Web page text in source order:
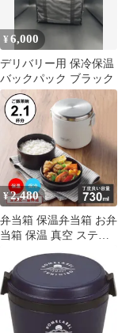
¥6,000
デリバリー用 保冷保温
バックパック ブラック
¥2,480
弁当箱 保温弁当箱 お弁
当箱 保温 真空 ステン
レス レンジ対応 2段 ラ
ンチボックス ランチジ
ャー 女子 男子 女性 男
性 メンズ 大人 子供 新
生活 おしゃれ